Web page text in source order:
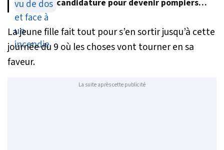
candidature pour devenir pompiers
La jeune fille fait tout pour s’en sortir jusqu’à cette
journée du 9 où les choses vont tourner en sa
faveur.
La suite après cette publicité